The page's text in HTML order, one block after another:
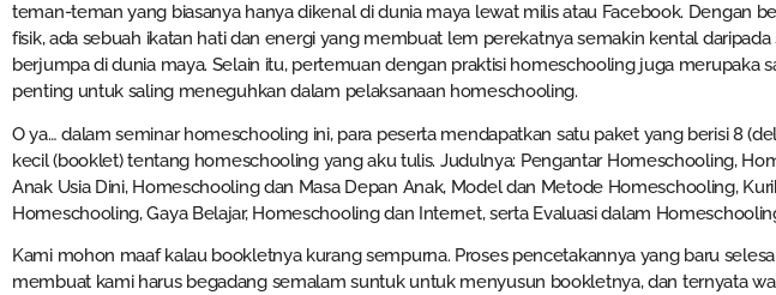
teman-teman yang biasanya hanya dikenal di dunia maya lewat milis atau Facebook. Dengan
fisik, ada sebuah ikatan hati dan energi yang membuat lem perekatnya semakin kental daripada
berjumpa di dunia maya. Selain itu, pertemuan dengan praktisi homeschooling juga merupaka
penting untuk saling meneguhkan dalam pelaksanaan homeschooling.
O ya… dalam seminar homeschooling ini, para peserta mendapatkan satu paket yang berisi 8
kecil (booklet) tentang homeschooling yang aku tulis. Judulnya: Pengantar Homeschooling,
Anak Usia Dini, Homeschooling dan Masa Depan Anak, Model dan Metode Homeschooling,
Homeschooling, Gaya Belajar, Homeschooling dan Internet, serta Evaluasi dalam
Kami mohon maaf kalau bookletnya kurang sempurna. Proses pencetakannya yang baru
membuat kami harus begadang semalam suntuk untuk menyusun bookletnya, dan ternyata